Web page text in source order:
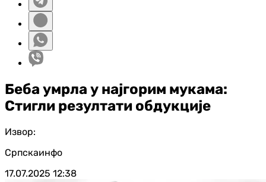
Беба умрла у најгорим мукама:
Стигли резултати обдукције
Извор:
Српскаинфо
17.07.2025 12:38